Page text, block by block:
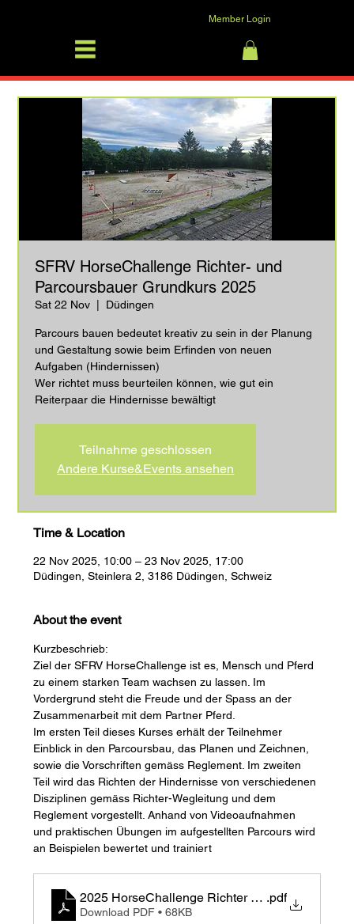
Log In
Member Login
SFRV HorseChallenge Richter- und
Parcoursbauer Grundkurs 2025
Sat 22 Nov
  |
Düdingen
Parcours bauen bedeutet kreativ zu sein in der Planung
und Gestaltung sowie beim Erfinden von neuen
Aufgaben (Hindernissen)
Wer richtet muss beurteilen können, wie gut ein
Reiterpaar die Hindernisse bewältigt
Teilnahme geschlossen
Andere Kurse&Events ansehen
Time & Location
22 Nov 2025, 10:00 – 23 Nov 2025, 17:00
Düdingen, Steinlera 2, 3186 Düdingen, Schweiz
About the event
Kurzbeschrieb:
Ziel der SFRV HorseChallenge ist es, Mensch und Pferd
zu einem starken Team wachsen zu lassen. Im
Vordergrund steht die Freude und der Spass an der
Zusammenarbeit mit dem Partner Pferd.
Im ersten Teil dieses Kurses erhält der Teilnehmer
Einblick in den Parcoursbau, das Planen und Zeichnen,
sowie die Vorschriften gemäss Reglement. Im zweiten
Teil wird das Richten der Hindernisse von verschiedenen
Disziplinen gemäss Richter-Wegleitung und dem
Reglement vorgestellt. Anhand von Videoaufnahmen
und praktischen Übungen im aufgestellten Parcours wird
an Beispielen bewertet und trainiert
2025 HorseChallenge Richter und.pdf
Download PDF • 68KB